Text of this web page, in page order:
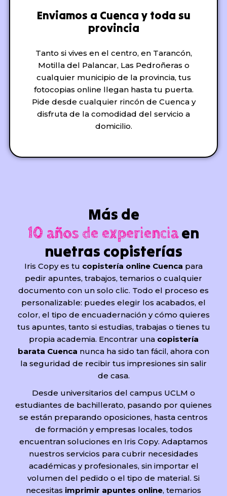
Enviamos a Cuenca y toda su
provincia
Tanto si vives en el centro, en Tarancón,
Motilla del Palancar, Las Pedroñeras o
cualquier municipio de la provincia, tus
fotocopias online llegan hasta tu puerta.
Pide desde cualquier rincón de Cuenca y
disfruta de la comodidad del servicio a
domicilio.
Más de
10 años de experiencia en
nuetras copisterías
Iris Copy es tu copistería online Cuenca para
pedir apuntes, trabajos, temarios o cualquier
documento con un solo clic. Todo el proceso es
personalizable: puedes elegir los acabados, el
color, el tipo de encuadernación y cómo quieres
tus apuntes, tanto si estudias, trabajas o tienes tu
propia academia. Encontrar una copistería
barata Cuenca nunca ha sido tan fácil, ahora con
la seguridad de recibir tus impresiones sin salir
de casa.
Desde universitarios del campus UCLM o
estudiantes de bachillerato, pasando por quienes
se están preparando oposiciones, hasta centros
de formación y empresas locales, todos
encuentran soluciones en Iris Copy. Adaptamos
nuestros servicios para cubrir necesidades
académicas y profesionales, sin importar el
volumen del pedido o el tipo de material. Si
necesitas imprimir apuntes online, temarios